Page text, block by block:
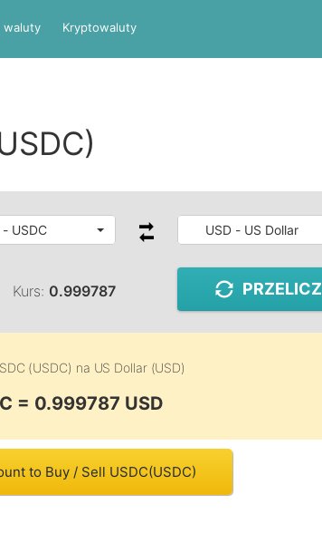
waluty Kryptowaluty
- USDC USD - US Dollar
Kurs: 0.999787 PRZELICZ
(USDC) na US Dollar (USD)
= 0.999787 USD
to Buy / Sell USDC(USDC)